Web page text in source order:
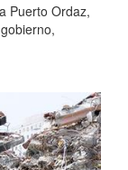
Puerto Ordaz,